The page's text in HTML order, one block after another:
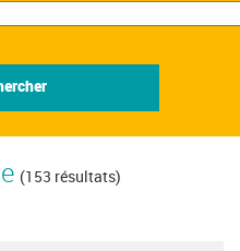
(153 résultats)